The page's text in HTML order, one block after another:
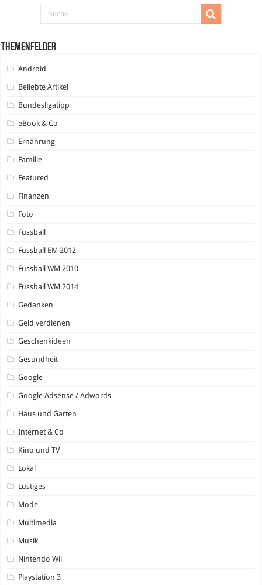
Themenfelder
Android
Beliebte Artikel
Bundesligatipp
eBook & Co
Ernährung
Familie
Featured
Finanzen
Foto
Fussball
Fussball EM 2012
Fussball WM 2010
Fussball WM 2014
Gedanken
Geld verdienen
Geschenkideen
Gesundheit
Google
Google Adsense / Adwords
Haus und Garten
Internet & Co
Kino und TV
Lokal
Lustiges
Mode
Multimedia
Musik
Nintendo Wii
Playstation 3